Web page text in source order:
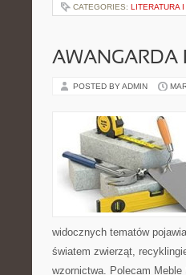
CATEGORIES: LITERATURA
AWANGARDA
POSTED BY ADMIN
widocznych tematów
światem zwierząt,
wzornictwa. Polecam